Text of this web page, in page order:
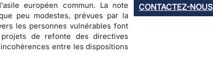
européen commun. La note
peu modestes, prévues par la
les personnes vulnérables font
de refonte des directives
entre les dispositions
CONTACTEZ-NOUS